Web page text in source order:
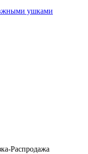
ушками
Распродажа